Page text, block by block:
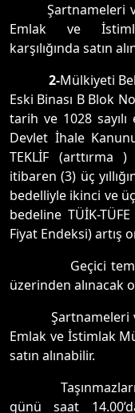
Şartnameleri
Emlak ve
karşılığında satın
2-Mülkiyeti
Eski Binası B Blok
tarih ve 1028 sayılı
Devlet İhale
TEKLİF (arttırma
itibaren (3) üç
bedelliyle ikinci ve
bedeline TÜİK-
Fiyat Endeksi) artış
Geçici
üzerinden alınacak
Şartnameleri
Emlak ve İstimlak
satın alınabilir.
günü saat